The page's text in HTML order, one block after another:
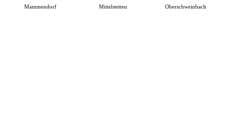
Mammendorf Mittelstetten Oberschweinbach